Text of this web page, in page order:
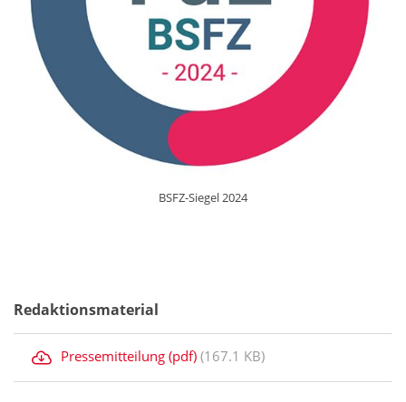
BSFZ-Siegel 2024
Redaktionsmaterial
Pressemitteilung (pdf) (167.1 KB)